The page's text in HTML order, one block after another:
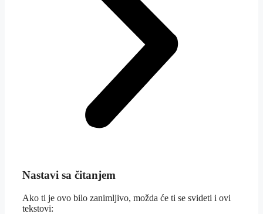
Nastavi sa čitanjem
Ako ti je ovo bilo zanimljivo, možda će ti se svideti i ovi
tekstovi: